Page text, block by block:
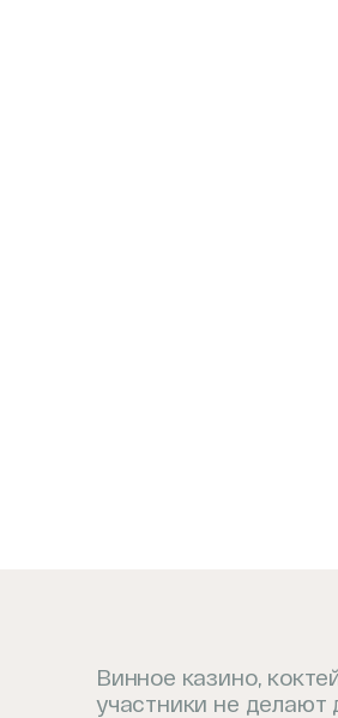
Винное казино,
участники не делают